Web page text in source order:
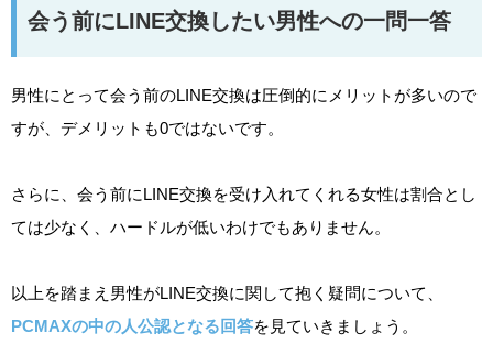
会う前にLINE交換したい男性への一問一答
男性にとって会う前のLINE交換は圧倒的にメリットが多いので
すが、デメリットも0ではないです。
さらに、会う前にLINE交換を受け入れてくれる女性は割合とし
ては少なく、ハードルが低いわけでもありません。
以上を踏まえ男性がLINE交換に関して抱く疑問について、
PCMAXの中の人公認となる回答を見ていきましょう。